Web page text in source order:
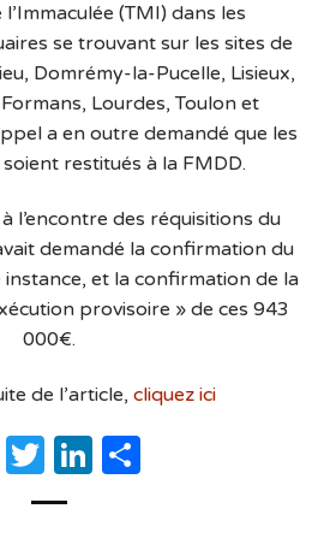
(TMI) dans les
se trouvant sur les sites de
Domrémy-la-Pucelle, Lisieux,
Lourdes, Toulon et
a en outre demandé que les
restitués à la FMDD.
l’encontre des réquisitions du
demandé la confirmation du
et la confirmation de la
provisoire » de ces 943
000€.
de l’article, cliquez ici
Facebook
TwitterLinkedIn